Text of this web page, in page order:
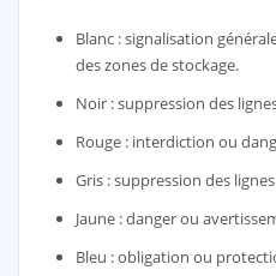
Blanc : signalisation
des zones de stockage.
Noir : suppression des
Rouge : interdiction ou
Gris : suppression des
Jaune : danger ou
Bleu : obligation ou